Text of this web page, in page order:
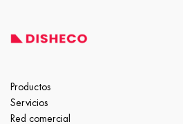
Productos
Servicios
Red comercial